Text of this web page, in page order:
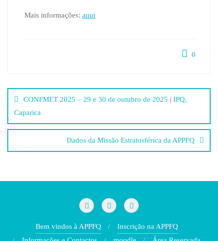
Mais informações: aqui
0
Post
navigation
CONFMET 2025 – 29 e 30 de outubro de 2025 | IPQ,
Caparica
Dados da Missão Estratosférica da APPFQ
Bem vindos à APPFQ
Inscrição na APPFQ